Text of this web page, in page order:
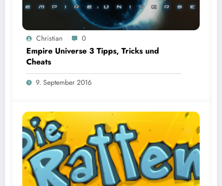
Christian 0
Empire Universe 3 Tipps, Tricks und
Cheats
9. September 2016